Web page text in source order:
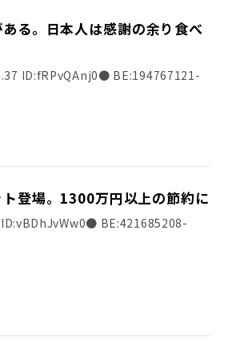
る。日本人は感謝の余り食べ
ID:fRPvQAnj0● BE:194767121-
登場。1300万円以上の節約に
BE:421685208-